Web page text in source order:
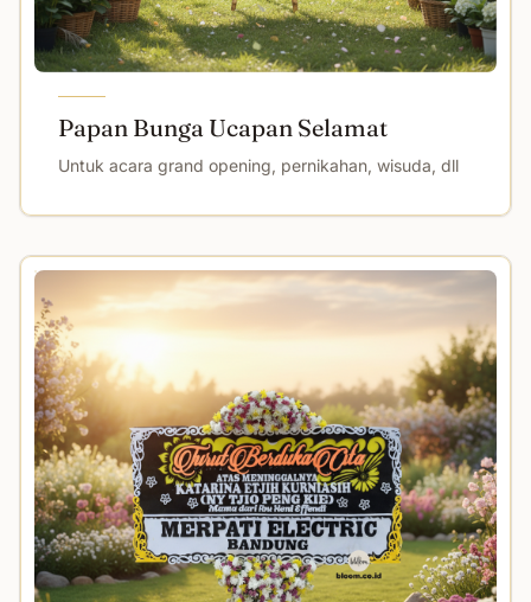
Papan Bunga Ucapan Selamat
Untuk acara grand opening, pernikahan, wisuda, dll